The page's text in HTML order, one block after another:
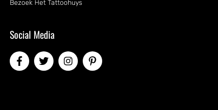
Bezoek Het Tattoohuys
Social Media